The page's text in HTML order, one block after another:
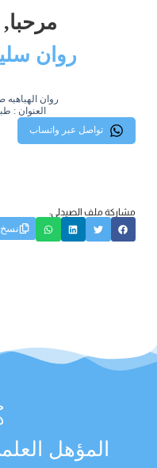
مرحبا,
روان
روان الهباهبه
العنوان :
تواصل عبر واتساب
مشاركة ملف الصيدلي:
نسخ
المؤهل